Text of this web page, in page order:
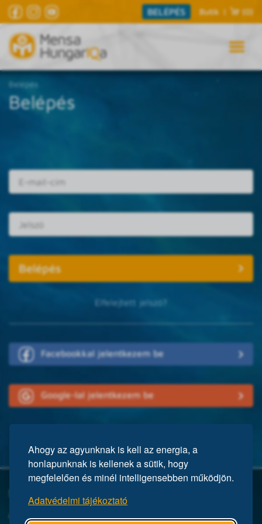
Ahogy az agyunknak is kell az energia, a
honlapunknak is kellenek a sütik, hogy
megfelelően és minél intelligensebben működjön.
Adatvédelmi tájékoztató
BELÉPÉS Butik | (0)
Belépés
Belépés
Elfelejtett jelszó?
Facebookkal jelentkezem be
Google-lal jelentkezem be
A Mensa egy nemzetközi egyesület, közel 150 ezer taggal a világ